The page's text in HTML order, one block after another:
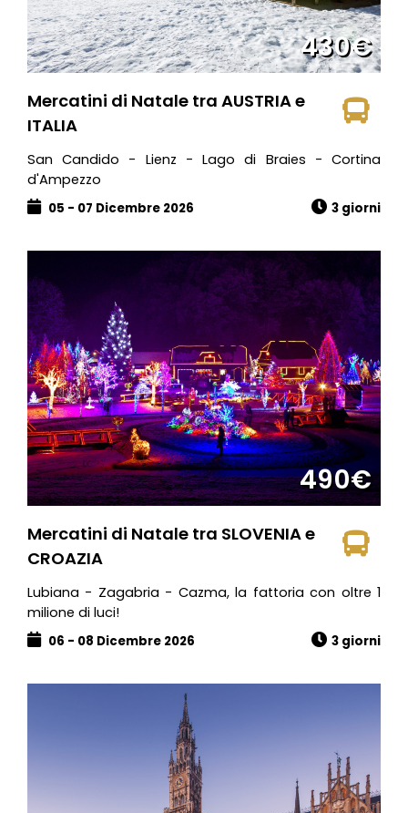
430€
Mercatini di Natale tra AUSTRIA e
ITALIA
San Candido - Lienz - Lago di Braies - Cortina
d'Ampezzo
05 - 07 Dicembre 2026 3 giorni
490€
Mercatini di Natale tra SLOVENIA e
CROAZIA
Lubiana - Zagabria - Cazma, la fattoria con oltre 1
milione di luci!
06 - 08 Dicembre 2026 3 giorni